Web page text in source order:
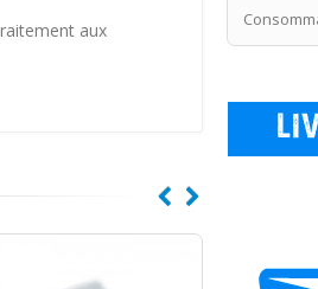
aux